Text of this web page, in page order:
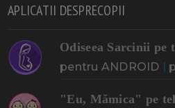
APLICATII DESPRECOPII
Odiseea Sarcinii pe
pentru ANDROID |
"Eu, Mămica" pe